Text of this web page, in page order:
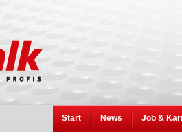
Start News Job &